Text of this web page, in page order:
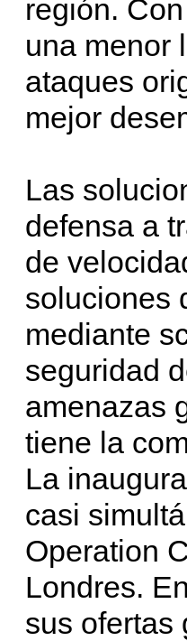
región.
una menor
ataques
mejor
Las
defensa a
de
soluciones
mediante
seguridad
amenazas
tiene la
La
casi
Operation
Londres.
sus ofertas